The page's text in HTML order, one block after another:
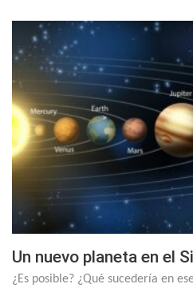
Un nuevo planeta en el
¿Es posible? ¿Qué sucedería en